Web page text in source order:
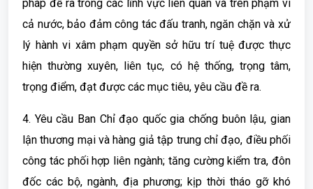
pháp đề ra trong các lĩnh vực liên quan và trên phạm vi
cả nước, bảo đảm công tác đấu tranh, ngăn chặn và xử
lý hành vi xâm phạm quyền sở hữu trí tuệ được thực
hiện thường xuyên, liên tục, có hệ thống, trọng tâm,
trọng điểm, đạt được các mục tiêu, yêu cầu đề ra.
4. Yêu cầu Ban Chỉ đạo quốc gia chống buôn lậu, gian
lận thương mại và hàng giả tập trung chỉ đạo, điều phối
công tác phối hợp liên ngành; tăng cường kiểm tra, đôn
đốc các bộ, ngành, địa phương; kịp thời tháo gỡ khó